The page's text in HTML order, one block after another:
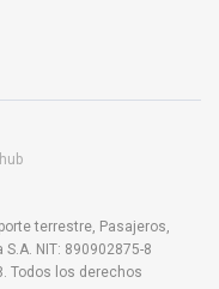
terrestre, Pasajeros,
NIT: 890902875-8
Todos los derechos